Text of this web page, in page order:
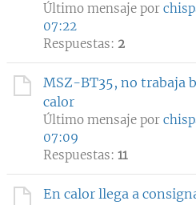
Último mensaje por
07:22
Respuestas: 2
MSZ-BT35, no trabaja
calor
Último mensaje por
07:09
Respuestas: 11
En calor llega a